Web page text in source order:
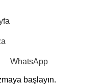
başlayın.
WhatsApp